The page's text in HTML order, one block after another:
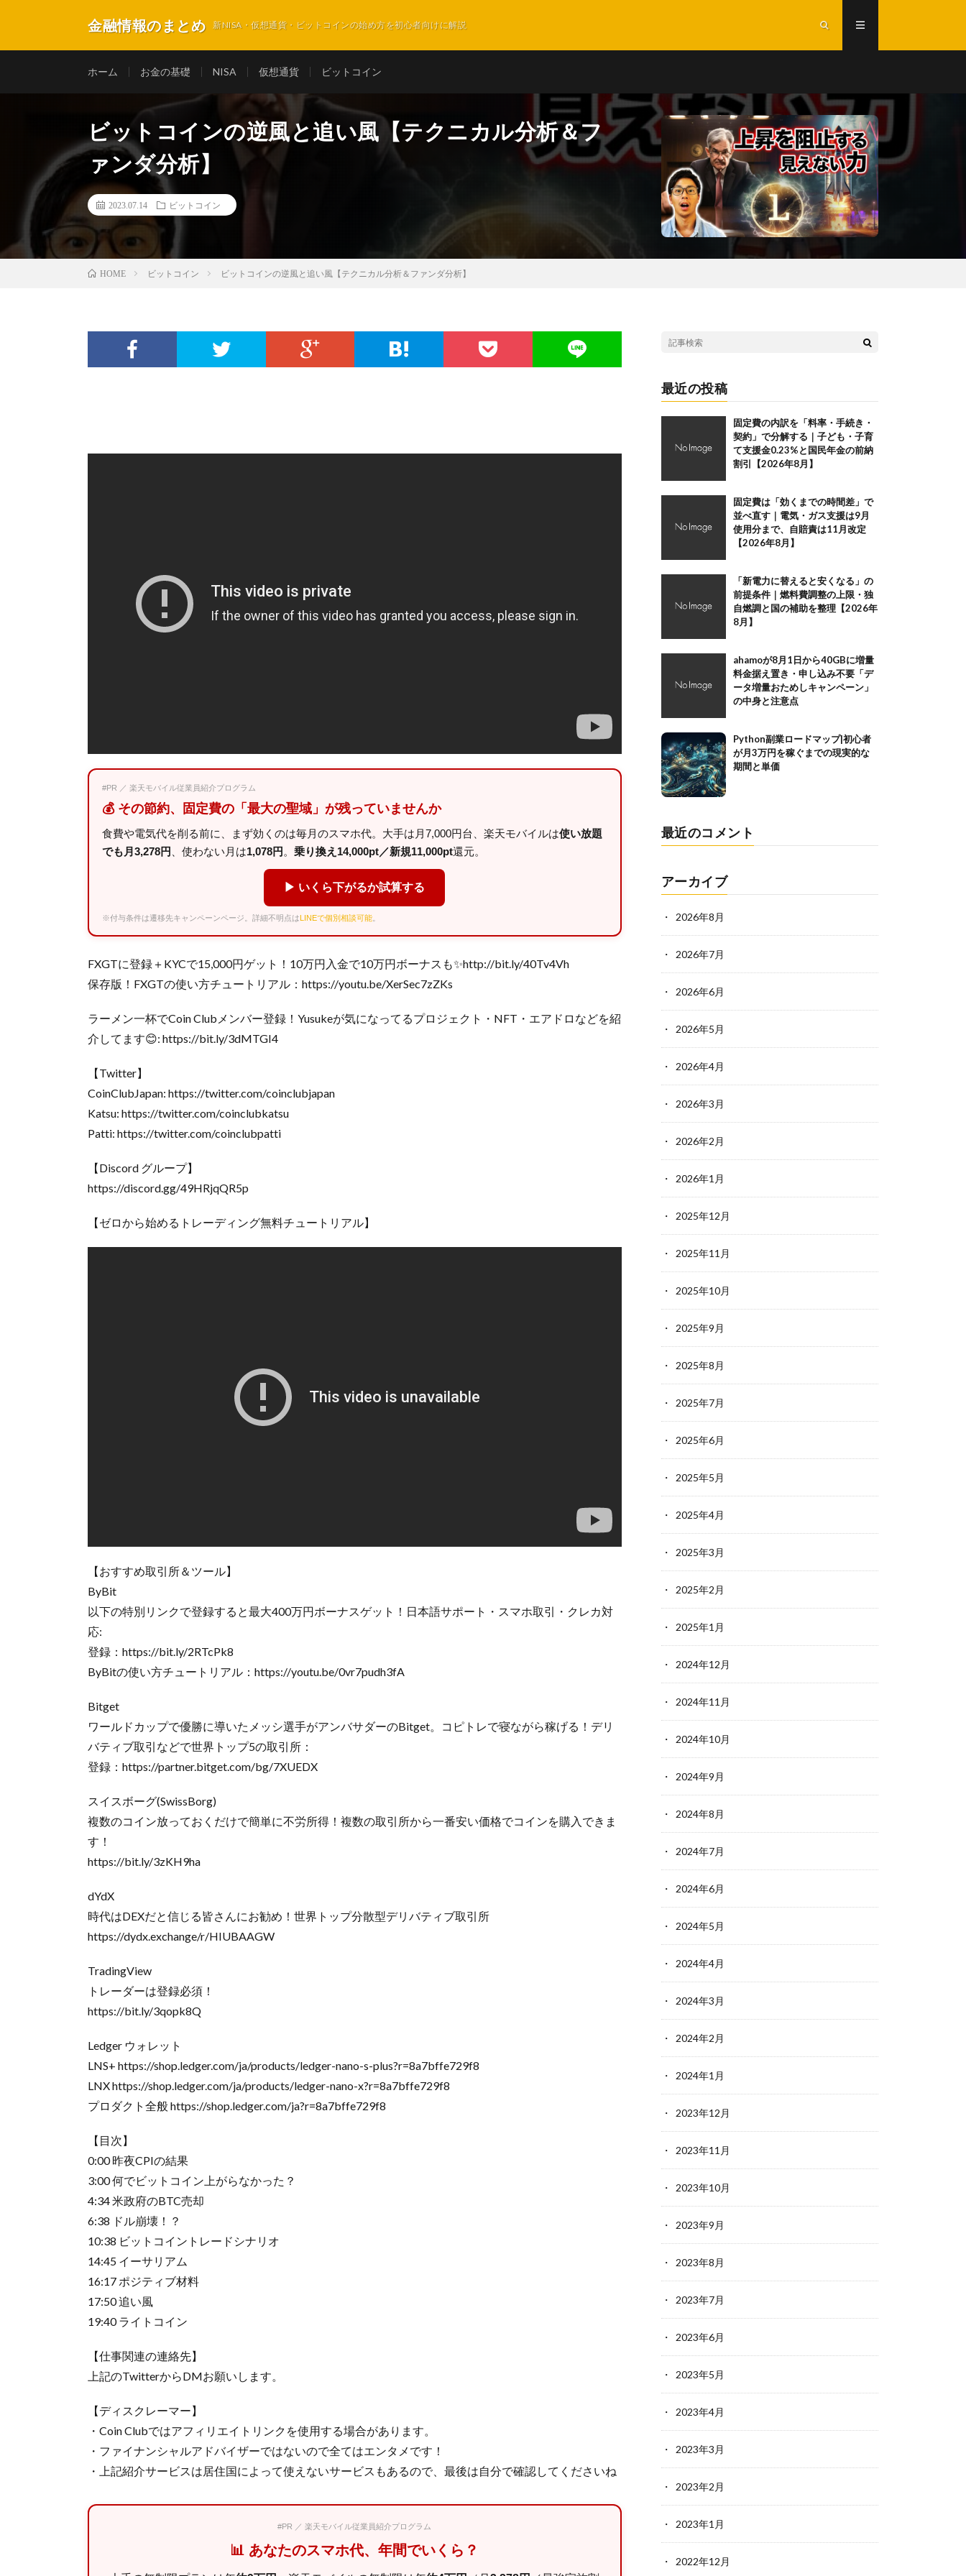
金融情報のまとめ 新NISA・仮想通貨・ビットコインの始め方を初心者向けに解説
ホーム お金の基礎 NISA 仮想通貨 ビットコイン
ビットコインの逆風と追い風【テクニカル分析＆フ
ァンダ分析】
2023.07.14 ビットコイン
HOME ビットコイン ビットコインの逆風と追い風【テクニカル分析＆ファンダ分析】
#PR ／ 楽天モバイル従業員紹介プログラム
💰 その節約、固定費の「最大の聖域」が残っていませんか
食費や電気代を削る前に、まず効くのは毎月のスマホ代。大手は月7,000円台、楽天モバイルは使い放題
でも月3,278円
、使わない月は1,078円 。 乗り換え14,000pt／新規11,000pt還元。
▶ いくら下がるか試算する
※付与条件は遷移先キャンペーンページ。詳細不明点はLINEで個別相談可能
FXGTに登録＋KYCで15,000円ゲット！10万円入金で10万円ボーナスも✨http://bit.ly/40Tv4Vh
保存版！FXGTの使い方チュートリアル：https://youtu.be/XerSec7zZKs
ラーメン一杯でCoin Clubメンバー登録！Yusukeが気になってるプロジェクト・NFT・エアドロなどを紹
介してます😊: https://bit.ly/3dMTGI4
【Twitter】
CoinClubJapan: https://twitter.com/coinclubjapan
Katsu: https://twitter.com/coinclubkatsu
Patti: https://twitter.com/coinclubpatti
【Discord グループ】
https://discord.gg/49HRjqQR5p
【ゼロから始めるトレーディング無料チュートリアル】
【おすすめ取引所＆ツール】
ByBit
以下の特別リンクで登録すると最大400万円ボーナスゲット！日本語サポート・スマホ取引・クレカ対
応:
登録：https://bit.ly/2RTcPk8
ByBitの使い方チュートリアル：https://youtu.be/0vr7pudh3fA
Bitget
ワールドカップで優勝に導いたメッシ選手がアンバサダーのBitget。コピトレで寝ながら稼げる！デリ
バティブ取引などで世界トップ5の取引所：
登録：https://partner.bitget.com/bg/7XUEDX
スイスボーグ(SwissBorg)
複数のコイン放っておくだけで簡単に不労所得！複数の取引所から一番安い価格でコインを購入できま
す！
https://bit.ly/3zKH9ha
dYdX
時代はDEXだと信じる皆さんにお勧め！世界トップ分散型デリバティブ取引所
https://dydx.exchange/r/HIUBAAGW
TradingView
トレーダーは登録必須！
https://bit.ly/3qopk8Q
Ledger ウォレット
LNS+ https://shop.ledger.com/ja/products/ledger-nano-s-plus?r=8a7bffe729f8
LNX https://shop.ledger.com/ja/products/ledger-nano-x?r=8a7bffe729f8
プロダクト全般 https://shop.ledger.com/ja?r=8a7bffe729f8
【目次】
0:00 昨夜CPIの結果
3:00 何でビットコイン上がらなかった？
4:34 米政府のBTC売却
6:38 ドル崩壊！？
10:38 ビットコイントレードシナリオ
14:45 イーサリアム
16:17 ポジティブ材料
17:50 追い風
19:40 ライトコイン
【仕事関連の連絡先】
上記のTwitterからDMお願いします。
【ディスクレーマー】
・Coin Clubではアフィリエイトリンクを使用する場合があります。
・ファイナンシャルアドバイザーではないので全てはエンタメです！
・上記紹介サービスは居住国によって使えないサービスもあるので、最後は自分で確認してくださいね
#PR ／ 楽天モバイル従業員紹介プログラム
📊 あなたのスマホ代、年間でいくら？
最近の投稿
固定費の内訳を「料率・手続き・
契約」で分解する｜子ども・子育
て支援金0.23%と国民年金の前納
割引【2026年8月】
固定費は「効くまでの時間差」で
並べ直す｜電気・ガス支援は9月
使用分まで、自賠責は11月改定
【2026年8月】
「新電力に替えると安くなる」の
前提条件｜燃料費調整の上限・独
自燃調と国の補助を整理【2026年
8月】
ahamoが8月1日から40GBに増量
料金据え置き・申し込み不要「デ
ータ増量おためしキャンペーン」
の中身と注意点
Python副業ロードマップ|初心者
が月3万円を稼ぐまでの現実的な
期間と単価
最近のコメント
アーカイブ
2026年8月
2026年7月
2026年6月
2026年5月
2026年4月
2026年3月
2026年2月
2026年1月
2025年12月
2025年11月
2025年10月
2025年9月
2025年8月
2025年7月
2025年6月
2025年5月
2025年4月
2025年3月
2025年2月
2025年1月
2024年12月
2024年11月
2024年10月
2024年9月
2024年8月
2024年7月
2024年6月
2024年5月
2024年4月
2024年3月
2024年2月
2024年1月
2023年12月
2023年11月
2023年10月
2023年9月
2023年8月
2023年7月
2023年6月
2023年5月
2023年4月
2023年3月
2023年2月
2023年1月
2022年12月